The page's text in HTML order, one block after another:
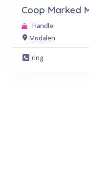
Coop Marked
Handle
Modalen
ring